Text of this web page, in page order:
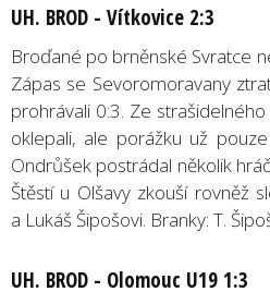
UH. BROD - Vítkovice 2:3
Broďané po brněnské Svratce
Zápas se Sevoromoravany
prohrávali 0:3. Ze
oklepali, ale porážku už
Ondrůšek postrádal několik
Štěstí u Olšavy zkouší rovněž
a Lukáš Šipošovi. Branky: T.
UH. BROD - Olomouc U19 1:3